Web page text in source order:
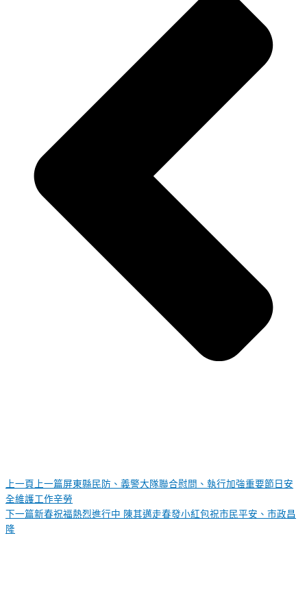
上一頁 上一篇屏東縣民防、義警大隊聯合慰問、執行加強重要節日安
全維護工作辛勞
下一篇新春祝福熱烈進行中 陳其邁走春發小紅包祝市民平安、市政昌
隆